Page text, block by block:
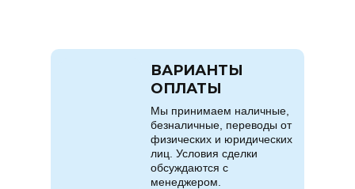
Мы принимаем наличные,
безналичные, переводы от
физических и юридических
лиц. Условия сделки
обсуждаются с
менеджером.
ВАРИАНТЫ
ОПЛАТЫ